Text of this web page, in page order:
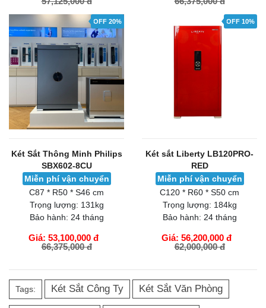
GIỎ HÀNG GIỎ HÀNG
OFF 20%
Két Sắt Thông Minh Philips
SBX602-8CU
Miễn phí vận chuyển
C87 * R50 * S46 cm
Trọng lượng: 131kg
Bảo hành: 24 tháng
Giá: 53,100,000 đ
66,375,000 đ
GIỎ HÀNG
OFF 10%
Két sắt Liberty LB120PRO-
RED
Miễn phí vận chuyển
C120 * R60 * S50 cm
Trọng lượng: 184kg
Bảo hành: 24 tháng
Giá: 56,200,000 đ
62,000,000 đ
GIỎ HÀNG
Tags: Két Sắt Công Ty Két Sắt Văn Phòng